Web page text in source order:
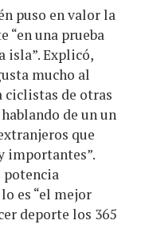
puso en valor la
“en una prueba
isla”. Explicó,
mucho al
ciclistas de otras
de un un
que
importantes”.
potencia
es “el mejor
deporte los 365